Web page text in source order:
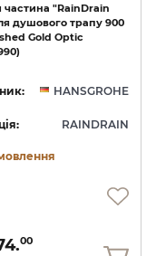
частина "RainDrain
душового трапу 900
Gold Optic
HANSGROHE
RAINDRAIN
00